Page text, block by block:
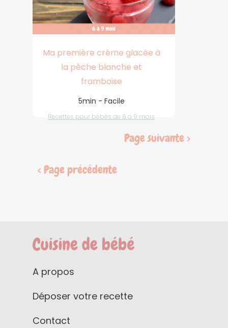
Ma première crème glacée à
la pêche blanche et
framboise
5min - Facile
Recettes pour bébés de 6 à 9 mois
Page suivante >
< Page précédente
A propos
Déposer votre recette
Contact